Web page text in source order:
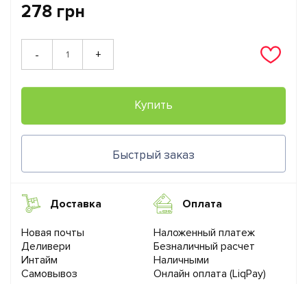
278 грн
- +
Купить
Быстрый заказ
Доставка
Новая почты
Деливери
Интайм
Самовывоз
Оплата
Наложенный платеж
Безналичный расчет
Наличными
Онлайн оплата (LiqPay)